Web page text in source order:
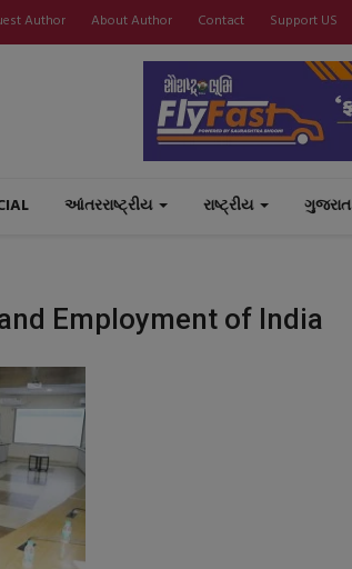
Author About Author Contact Support US
આંતરરાષ્ટ્રીય રાષ્ટ્રીય ગુજરાત
Employment of India